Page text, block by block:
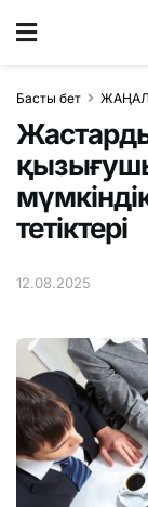
Басты бет
тетіктері
12.08.2025